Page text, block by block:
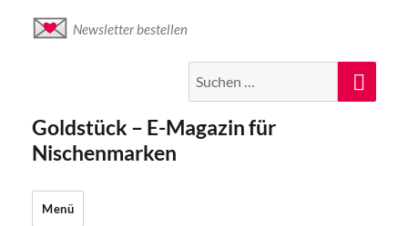
Newsletter bestellen
nach:
Goldstück – E-Magazin für
Nischenmarken
Menü